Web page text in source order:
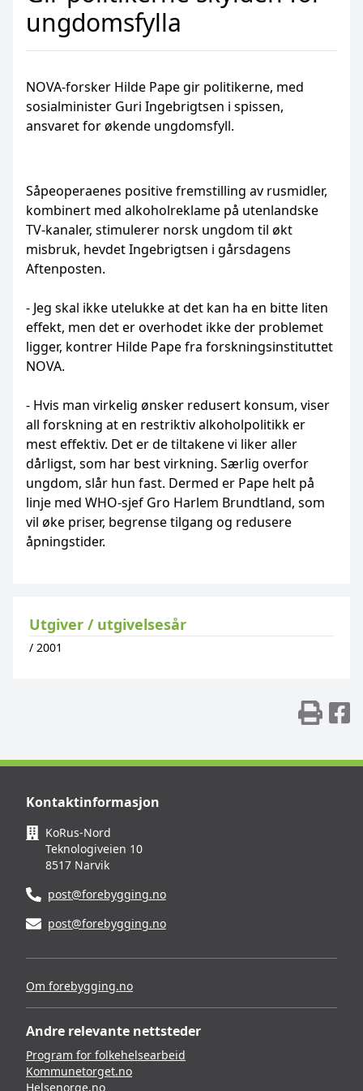
ungdomsfylla
NOVA-forsker Hilde Pape gir politikerne, med
sosialminister Guri Ingebrigtsen i spissen,
ansvaret for økende ungdomsfyll.
Såpeoperaenes positive fremstilling av rusmidler,
kombinert med alkoholreklame på utenlandske
TV-kanaler, stimulerer norsk ungdom til økt
misbruk, hevdet Ingebrigtsen i gårsdagens
Aftenposten.
- Jeg skal ikke utelukke at det kan ha en bitte liten
effekt, men det er overhodet ikke der problemet
ligger, kontrer Hilde Pape fra forskningsinstituttet
NOVA.
- Hvis man virkelig ønsker redusert konsum, viser
all forskning at en restriktiv alkoholpolitikk er
mest effektiv. Det er de tiltakene vi liker aller
dårligst, som har best virkning. Særlig overfor
ungdom, slår hun fast. Dermed er Pape helt på
linje med WHO-sjef Gro Harlem Brundtland, som
vil øke priser, begrense tilgang og redusere
åpningstider.
Utgiver / utgivelsesår
/ 2001
Kontaktinformasjon
KoRus-Nord
Teknologiveien 10
8517 Narvik
post@forebygging.no
post@forebygging.no
Om forebygging.no
Andre relevante nettsteder
Program for folkehelsearbeid
Kommunetorget.no
Helsenorge.no